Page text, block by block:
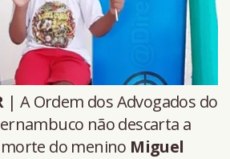
| A Ordem dos Advogados do
não descarta a
do menino Miguel